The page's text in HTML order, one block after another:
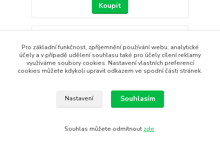
Koupit
Pro základní funkčnost, zpříjemnění používání webu, analytické
účely a v případě udělení souhlasu také pro účely cílení reklamy
využíváme soubory cookies. Nastavení vlastních preferencí
cookies můžete kdykoli upravit odkazem ve spodní části stránek.
Nastavení Souhlasím
Souhlas můžete odmítnout zde.